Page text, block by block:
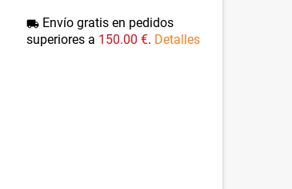
local_shippingEnvío gratis en pedidos
superiores a 150.00 €. Detalles